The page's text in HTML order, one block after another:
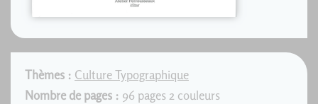
Thèmes : Culture Typographique
Nombre de pages : 96 pages 2 couleurs